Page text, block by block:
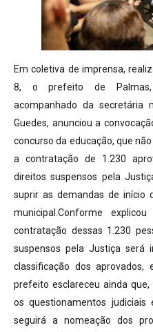
Em coletiva de imprensa,
8, o prefeito de Palmas,
acompanhado da secretária
Guedes, anunciou a
concurso da educação, que
a contratação de 1.230
direitos suspensos pela
suprir as demandas de início
municipal.Conforme
contratação dessas 1.230
suspensos pela Justiça será
classificação dos aprovados,
prefeito esclareceu ainda
os questionamentos
seguirá a nomeação dos